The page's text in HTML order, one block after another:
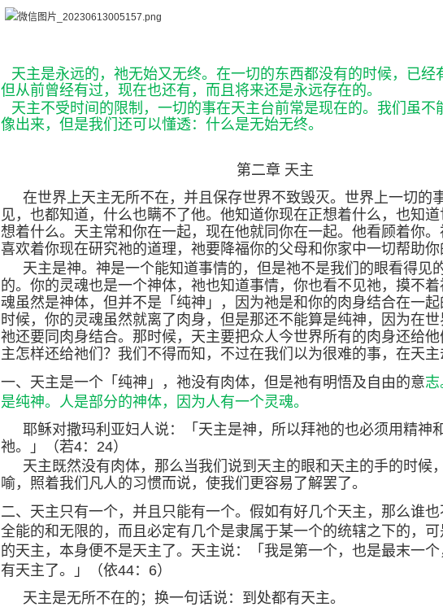
天主是永远的，祂无始又无终。在一切的东西都没有的时候，已经
但从前曾经有过，现在也还有，而且将来还是永远存在的。
天主不受时间的限制，一切的事在天主台前常是现在的。我们虽不
像出来，但是我们还可以懂透：什么是无始无终。
第二章 天主
在世界上天主无所不在，并且保存世界不致毁灭。世界上一切的
见，也都知道，什么也瞒不了他。他知道你现在正想着什么，也知
想着什么。天主常和你在一起，现在他就同你在一起。他看顾着你
喜欢着你现在研究祂的道理，祂要降福你的父母和你家中一切帮助你
天主是神。神是一个能知道事情的，但是祂不是我们的眼看得见
的。你的灵魂也是一个神体，祂也知道事情，你也看不见祂，摸不
魂虽然是神体，但并不是「纯神」，因为祂是和你的肉身结合在一
时候，你的灵魂虽然就离了肉身，但是那还不能算是纯神，因为在世
祂还要同肉身结合。那时候，天主要把众人今世界所有的肉身还给
主怎样还给祂们？我们不得而知，不过在我们以为很难的事，在天主
一、天主是一个「纯神」，祂没有肉体，但是祂有明悟及自由的意
是纯神。人是部分的神体，因为人有一个灵魂。
耶稣对撒玛利亚妇人说：「天主是神，所以拜祂的也必须用精神
祂。」（若4：24）
天主既然没有肉体，那么当我们说到天主的眼和天主的手的时候
喻，照着我们凡人的习惯而说，使我们更容易了解罢了。
二、天主只有一个，并且只能有一个。假如有好几个天主，那么谁也
全能的和无限的，而且必定有几个是隶属于某一个的统辖之下的，可
的天主，本身便不是天主了。天主说：「我是第一个，也是最末一
有天主了。」（依44：6）
天主是无所不在的；换一句话说：到处都有天主。